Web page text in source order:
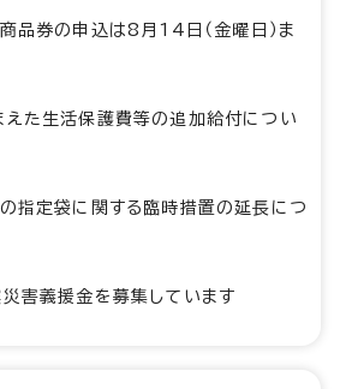
品券の申込は8月14日（金曜日）ま
えた生活保護費等の追加給付につい
指定袋に関する臨時措置の延長につ
害義援金を募集しています